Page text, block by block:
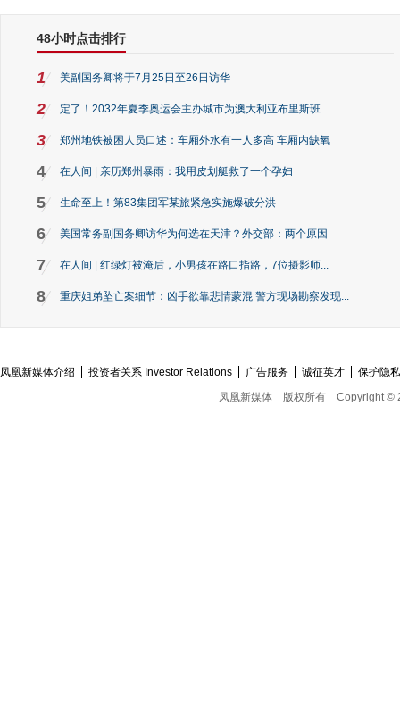
48小时点击排行
1 美副国务卿将于7月25日至26日访华
2 定了！2032年夏季奥运会主办城市为澳大利亚布里斯班
3 郑州地铁被困人员口述：车厢外水有一人多高 车厢内缺氧
4 在人间 | 亲历郑州暴雨：我用皮划艇救了一个孕妇
5 生命至上！第83集团军某旅紧急实施爆破分洪
6 美国常务副国务卿访华为何选在天津？外交部：两个原因
7 在人间 | 红绿灯被淹后，小男孩在路口指路，7位摄影师...
8 重庆姐弟坠亡案细节：凶手欲靠悲情蒙混 警方现场勘察发现...
凤凰新媒体介绍 投资者关系 Investor Relations 广告服务 诚征英才
保护隐
凤凰新媒体
版权所有 Copyright ©